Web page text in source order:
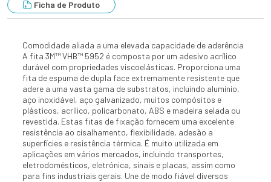
Ficha de Produto
Comodidade aliada a uma elevada capacidade de aderência
A fita 3M™ VHB™ 5952 é composta por um adesivo acrílico
durável com propriedades viscoelásticas. Proporciona uma
fita de espuma de dupla face extremamente resistente que
adere a uma vasta gama de substratos, incluindo alumínio,
aço inoxidável, aço galvanizado, muitos compósitos e
plásticos, acrílico, policarbonato, ABS e madeira selada ou
revestida. Estas fitas de fixação fornecem uma excelente
resistência ao cisalhamento, flexibilidade, adesão a
superfícies e resistência térmica. É muito utilizada em
aplicações em vários mercados, incluindo transportes,
eletrodomésticos, eletrónica, sinais e placas, assim como
para fins industriais gerais. Une de modo fiável diversos